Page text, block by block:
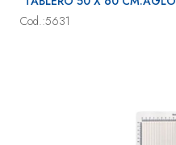
Cod.:5631